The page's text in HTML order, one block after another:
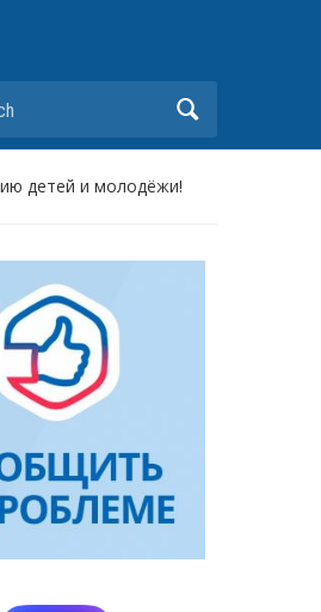
детей и молодёжи!